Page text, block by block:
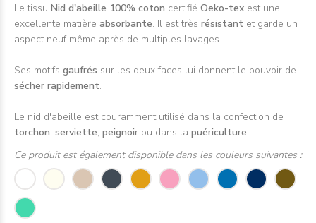
Le tissu Nid d'abeille 100% coton certifié Oeko-tex est une
excellente matière absorbante. Il est très résistant et garde un
aspect neuf même après de multiples lavages.
Ses motifs gaufrés sur les deux faces lui donnent le pouvoir de
sécher rapidement.
Le nid d'abeille est couramment utilisé dans la confection de
torchon, serviette, peignoir ou dans la puériculture.
Ce produit est également disponible dans les couleurs suivantes :